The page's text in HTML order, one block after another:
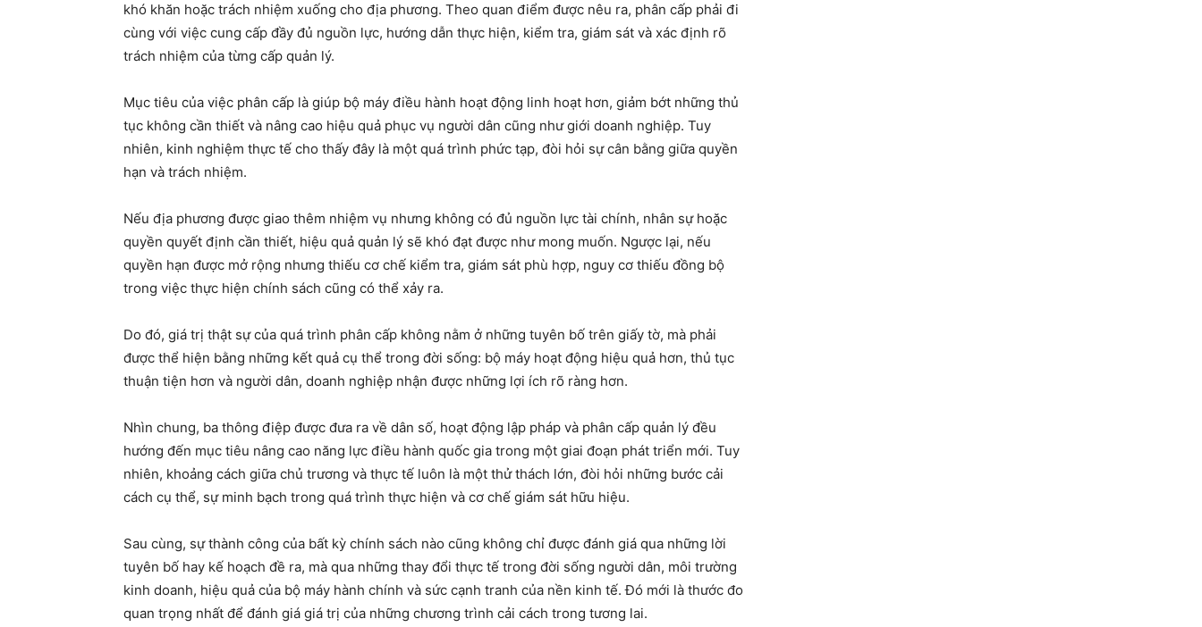
khó khăn hoặc trách nhiệm xuống cho địa phương. Theo quan điểm được nêu ra, phân cấp phải đi
cùng với việc cung cấp đầy đủ nguồn lực, hướng dẫn thực hiện, kiểm tra, giám sát và xác định rõ
trách nhiệm của từng cấp quản lý.
Mục tiêu của việc phân cấp là giúp bộ máy điều hành hoạt động linh hoạt hơn, giảm bớt những thủ
tục không cần thiết và nâng cao hiệu quả phục vụ người dân cũng như giới doanh nghiệp. Tuy
nhiên, kinh nghiệm thực tế cho thấy đây là một quá trình phức tạp, đòi hỏi sự cân bằng giữa quyền
hạn và trách nhiệm.
Nếu địa phương được giao thêm nhiệm vụ nhưng không có đủ nguồn lực tài chính, nhân sự hoặc
quyền quyết định cần thiết, hiệu quả quản lý sẽ khó đạt được như mong muốn. Ngược lại, nếu
quyền hạn được mở rộng nhưng thiếu cơ chế kiểm tra, giám sát phù hợp, nguy cơ thiếu đồng bộ
trong việc thực hiện chính sách cũng có thể xảy ra.
Do đó, giá trị thật sự của quá trình phân cấp không nằm ở những tuyên bố trên giấy tờ, mà phải
được thể hiện bằng những kết quả cụ thể trong đời sống: bộ máy hoạt động hiệu quả hơn, thủ tục
thuận tiện hơn và người dân, doanh nghiệp nhận được những lợi ích rõ ràng hơn.
Nhìn chung, ba thông điệp được đưa ra về dân số, hoạt động lập pháp và phân cấp quản lý đều
hướng đến mục tiêu nâng cao năng lực điều hành quốc gia trong một giai đoạn phát triển mới. Tuy
nhiên, khoảng cách giữa chủ trương và thực tế luôn là một thử thách lớn, đòi hỏi những bước cải
cách cụ thể, sự minh bạch trong quá trình thực hiện và cơ chế giám sát hữu hiệu.
Sau cùng, sự thành công của bất kỳ chính sách nào cũng không chỉ được đánh giá qua những lời
tuyên bố hay kế hoạch đề ra, mà qua những thay đổi thực tế trong đời sống người dân, môi trường
kinh doanh, hiệu quả của bộ máy hành chính và sức cạnh tranh của nền kinh tế. Đó mới là thước đo
quan trọng nhất để đánh giá giá trị của những chương trình cải cách trong tương lai.